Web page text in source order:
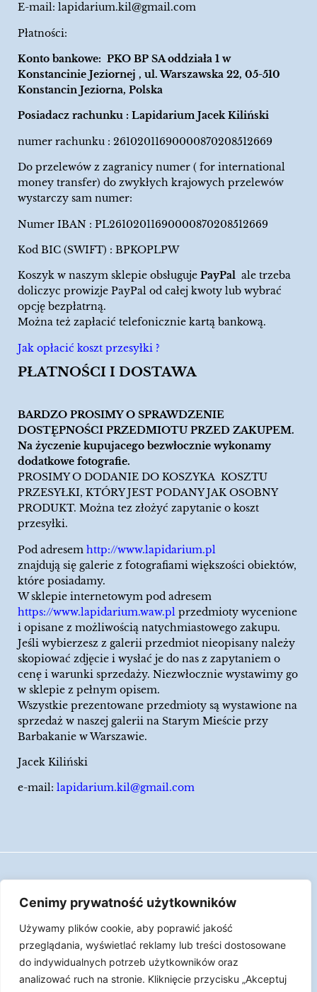
Cenimy prywatność użytkowników
Używamy plików cookie, aby poprawić jakość
przeglądania, wyświetlać reklamy lub treści dostosowane
do indywidualnych potrzeb użytkowników oraz
analizować ruch na stronie. Kliknięcie przycisku „Akceptuj
E-mail: lapidarium.kil@gmail.com
Płatności:
Konto bankowe: PKO BP SA oddziała 1 w
Konstancinie Jeziornej , ul. Warszawska 22, 05-510
Konstancin Jeziorna, Polska
Posiadacz rachunku : Lapidarium Jacek Kiliński
numer rachunku : 26102011690000870208512669
Do przelewów z zagranicy numer ( for international
money transfer) do zwykłych krajowych przelewów
wystarczy sam numer:
Numer IBAN : PL26102011690000870208512669
Kod BIC (SWIFT) : BPKOPLPW
Koszyk w naszym sklepie obsługuje PayPal ale trzeba
doliczyc prowizje PayPal od całej kwoty lub wybrać
opcję bezpłatrną.
Można też zapłacić telefonicznie kartą bankową.
Jak opłacić koszt przesyłki ?
PŁATNOŚCI I DOSTAWA
BARDZO PROSIMY O SPRAWDZENIE
DOSTĘPNOŚCI PRZEDMIOTU PRZED ZAKUPEM.
Na życzenie kupujacego bezwłocznie wykonamy
dodatkowe fotografie.
PROSIMY O DODANIE DO KOSZYKA KOSZTU
PRZESYŁKI, KTÓRY JEST PODANY JAK OSOBNY
PRODUKT. Można tez złożyć zapytanie o koszt
przesyłki.
Pod adresem http://www.lapidarium.pl
znajdują się galerie z fotografiami większości obiektów,
które posiadamy.
W sklepie internetowym pod adresem
https://www.lapidarium.waw.pl przedmioty wycenione
i opisane z możliwością natychmiastowego zakupu.
Jeśli wybierzesz z galerii przedmiot nieopisany należy
skopiować zdjęcie i wysłać je do nas z zapytaniem o
cenę i warunki sprzedaży. Niezwłocznie wystawimy go
w sklepie z pełnym opisem.
Wszystkie prezentowane przedmioty są wystawione na
sprzedaż w naszej galerii na Starym Mieście przy
Barbakanie w Warszawie.
Jacek Kiliński
e-mail: lapidarium.kil@gmail.com
Polityka Cookies
LAPIDARIUM Jacka Kilińskiego | Człowiek jest
epizodem w życiu przedmiotów.
Made with ♥︎ by Skydoo